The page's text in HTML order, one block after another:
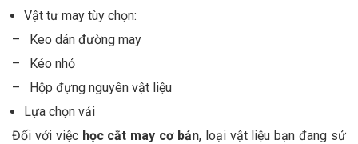
Vật tư may tùy chọn:
– Keo dán đường may
– Kéo nhỏ
– Hộp đựng nguyên vật liệu
Lựa chọn vải
Đối với việc học cắt may cơ bản, loại vật liệu bạn đang sử